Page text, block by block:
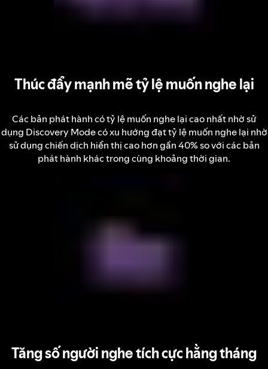
Thúc đẩy mạnh mẽ tỷ lệ muốn nghe lại
Các bản phát hành có tỷ lệ muốn nghe lại cao nhất nhờ sử
dụng Discovery Mode có xu hướng đạt tỷ lệ muốn nghe lại nhờ
sử dụng chiến dịch hiển thị cao hơn gần 40% so với các bản
phát hành khác trong cùng khoảng thời gian.
Tăng số người nghe tích cực hằng tháng